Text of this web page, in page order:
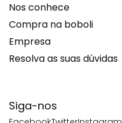
Siga-nos
Nos conhece
Compra na boboli
Empresa
Resolva as suas dúvidas